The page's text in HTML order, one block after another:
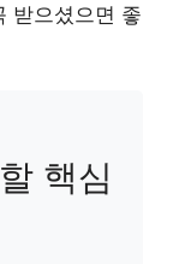
받으셨으면 좋
핵심